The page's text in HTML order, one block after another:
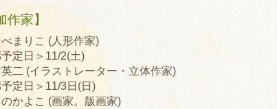
作家】
べまりこ (人形作家)
予定日＞11/2(土)
英二 (イラストレーター・立体作家)
予定日＞11/3日(日)
のかよこ (画家。版画家)